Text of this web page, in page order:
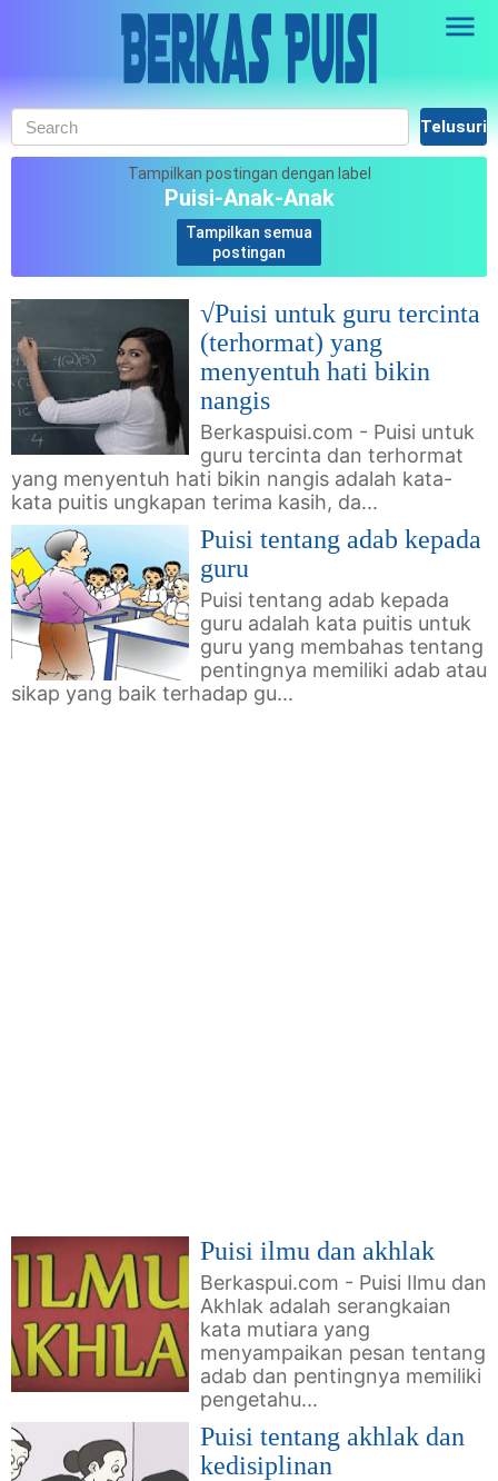
Skip to main content
Tampilkan postingan dengan label
Puisi-Anak-Anak
Tampilkan semua
postingan
√Puisi untuk guru tercinta
(terhormat) yang
menyentuh hati bikin
nangis
Berkaspuisi.com - Puisi untuk
guru tercinta dan terhormat
yang menyentuh hati bikin nangis adalah kata-
kata puitis ungkapan terima kasih, da...
Puisi tentang adab kepada
guru
Puisi tentang adab kepada
guru adalah kata puitis untuk
guru yang membahas tentang
pentingnya memiliki adab atau
sikap yang baik terhadap gu...
Puisi ilmu dan akhlak
Berkaspui.com - Puisi Ilmu dan
Akhlak adalah serangkaian
kata mutiara yang
menyampaikan pesan tentang
adab dan pentingnya memiliki
pengetahu...
Puisi tentang akhlak dan
kedisiplinan